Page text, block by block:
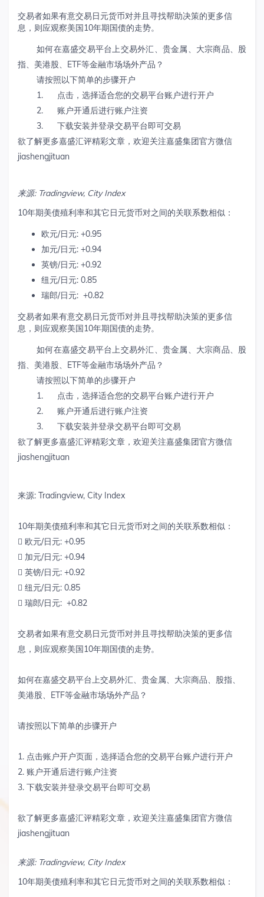
交易者如果有意交易日元货币对并且寻找帮助决策的更多信
息，则应观察美国10年期国债的走势。
如何在嘉盛交易平台上交易外汇、贵金属、大宗商品、股
指、美港股、ETF等金融市场场外产品？
请按照以下简单的步骤开户
1. 点击，选择适合您的交易平台账户进行开户
2. 账户开通后进行账户注资
3. 下载安装并登录交易平台即可交易
欲了解更多嘉盛汇评精彩文章，欢迎关注嘉盛集团官方微信
jiashengjituan
来源: Tradingview, City Index
10年期美债殖利率和其它日元货币对之间的关联系数相似：
欧元/日元: +0.95
加元/日元: +0.94
英镑/日元: +0.92
纽元/日元: 0.85
瑞郎/日元: +0.82
交易者如果有意交易日元货币对并且寻找帮助决策的更多信
息，则应观察美国10年期国债的走势。
如何在嘉盛交易平台上交易外汇、贵金属、大宗商品、股
指、美港股、ETF等金融市场场外产品？
请按照以下简单的步骤开户
1. 点击，选择适合您的交易平台账户进行开户
2. 账户开通后进行账户注资
3. 下载安装并登录交易平台即可交易
欲了解更多嘉盛汇评精彩文章，欢迎关注嘉盛集团官方微信
jiashengjituan
来源: Tradingview, City Index
10年期美债殖利率和其它日元货币对之间的关联系数相似：
 欧元/日元: +0.95
 加元/日元: +0.94
 英镑/日元: +0.92
 纽元/日元: 0.85
 瑞郎/日元: +0.82
交易者如果有意交易日元货币对并且寻找帮助决策的更多信
息，则应观察美国10年期国债的走势。
如何在嘉盛交易平台上交易外汇、贵金属、大宗商品、股指、
美港股、ETF等金融市场场外产品？
请按照以下简单的步骤开户
1. 点击账户开户页面，选择适合您的交易平台账户进行开户
2. 账户开通后进行账户注资
3. 下载安装并登录交易平台即可交易
欲了解更多嘉盛汇评精彩文章，欢迎关注嘉盛集团官方微信
jiashengjituan
来源: Tradingview, City Index
10年期美债殖利率和其它日元货币对之间的关联系数相似：